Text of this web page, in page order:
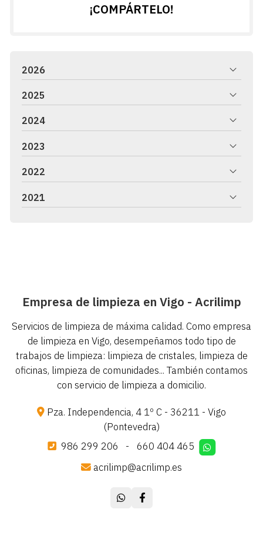
¡COMPÁRTELO!
2026
2025
2024
2023
2022
2021
Empresa de limpieza en Vigo - Acrilimp
Servicios de limpieza de máxima calidad. Como empresa
de limpieza en Vigo, desempeñamos todo tipo de
trabajos de limpieza: limpieza de cristales, limpieza de
oficinas, limpieza de comunidades... También contamos
con servicio de limpieza a domicilio.
Pza. Independencia, 4 1º C - 36211 - Vigo
(Pontevedra)
986 299 206
-
660 404 465
acrilimp@acrilimp.es